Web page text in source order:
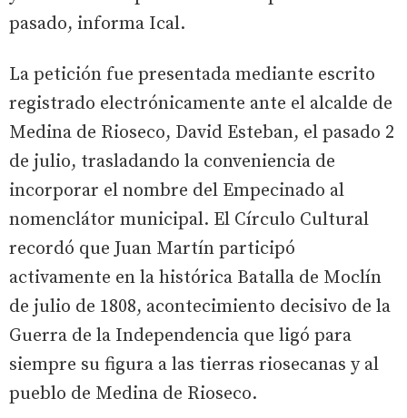
pasado, informa Ical.
La petición fue presentada mediante escrito
registrado electrónicamente ante el alcalde de
Medina de Rioseco, David Esteban, el pasado 2
de julio, trasladando la conveniencia de
incorporar el nombre del Empecinado al
nomenclátor municipal. El Círculo Cultural
recordó que Juan Martín participó
activamente en la histórica Batalla de Moclín
de julio de 1808, acontecimiento decisivo de la
Guerra de la Independencia que ligó para
siempre su figura a las tierras riosecanas y al
pueblo de Medina de Rioseco.